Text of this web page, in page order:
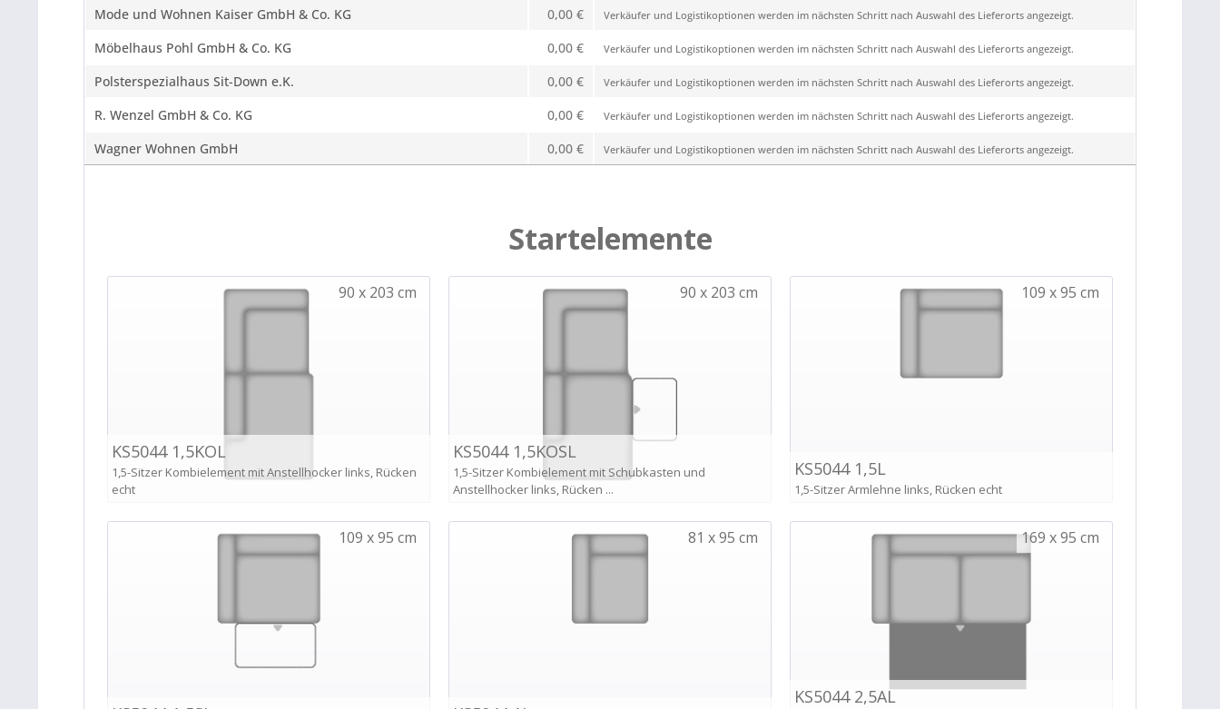
Mode und Wohnen Kaiser GmbH & Co. KG 0,00 € Verkäufer und Logistikoptionen werden im nächsten Schritt nach Auswahl des Lieferorts angezeigt.
Möbelhaus Pohl GmbH & Co. KG 0,00 € Verkäufer und Logistikoptionen werden im nächsten Schritt nach Auswahl des Lieferorts angezeigt.
Polsterspezialhaus Sit-Down e.K. 0,00 € Verkäufer und Logistikoptionen werden im nächsten Schritt nach Auswahl des Lieferorts angezeigt.
R. Wenzel GmbH & Co. KG 0,00 € Verkäufer und Logistikoptionen werden im nächsten Schritt nach Auswahl des Lieferorts angezeigt.
Wagner Wohnen GmbH 0,00 € Verkäufer und Logistikoptionen werden im nächsten Schritt nach Auswahl des Lieferorts angezeigt.